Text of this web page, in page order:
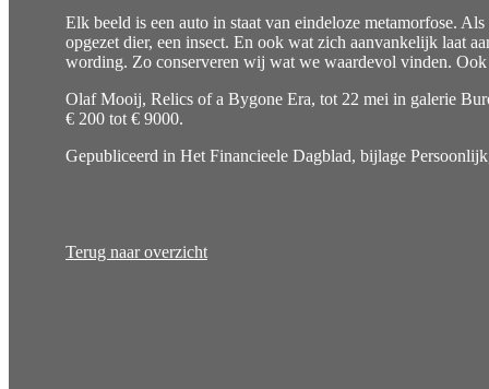
Elk beeld is een auto in staat van eindeloze metamorfose.
opgezet dier, een insect. En ook wat zich aanvankelijk laat
wording. Zo conserveren wij wat we waardevol vinden.
Olaf Mooij, Relics of a Bygone Era, tot 22 mei in galerie
€ 200 tot € 9000.
Gepubliceerd in Het Financieele Dagblad, bijlage
Terug naar overzicht